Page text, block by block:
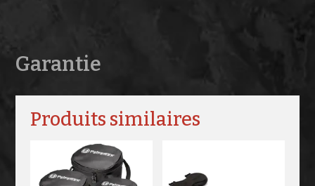
Garantie
Produits similaires